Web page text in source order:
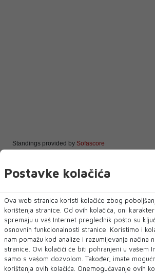
Standings provided by Sofascore
HŠK Zrinjski
NAJNOVIJE
Postavke kolačića
Ova web stranica koristi kolačiće zbog
korištenja stranice. Od ovih kolačića, oni
spremaju u vaš Internet preglednik pošto su
osnovnih funkcionalnosti stranice. Koristimo i
nam pomažu kod analize i razumijevanja načina
stranice. Ovi kolačići će biti pohranjeni u vašem
samo s vašom dozvolom. Također, imate
korištenja ovih kolačića. Onemogućavanje ovih